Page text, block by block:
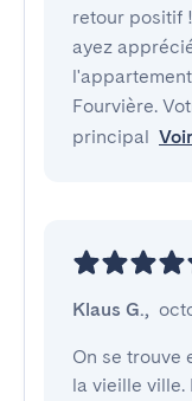
retour positif
ayez
Fourvière.
principal
Klaus G.,
On se trouve
la vieille ville.